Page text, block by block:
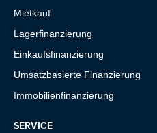
Mietkauf
Lagerfinanzierung
Einkaufsfinanzierung
Umsatzbasierte Finanzierung
Immobilienfinanzierung
SERVICE